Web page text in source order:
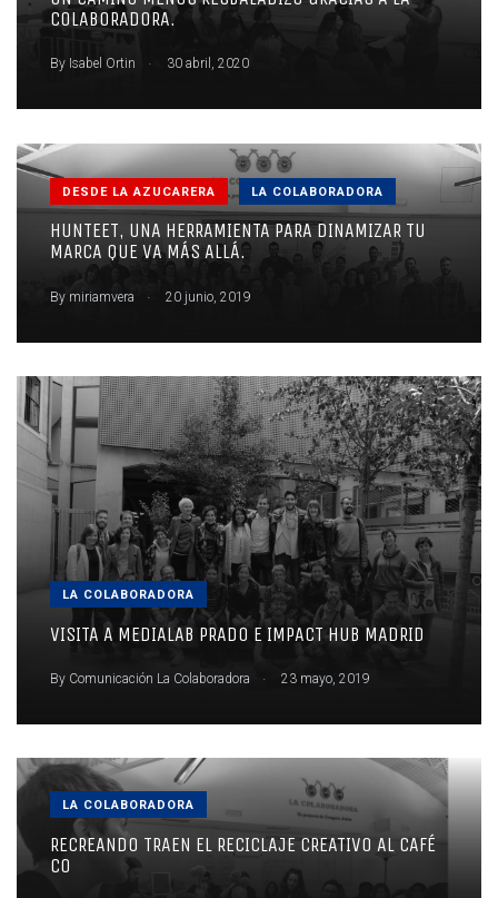
COLABORADORA.
By Isabel Ortin . 30 abril, 2020
DESDE LA AZUCARERA LA COLABORADORA
HUNTEET, UNA HERRAMIENTA PARA DINAMIZAR TU
MARCA QUE VA MÁS ALLÁ.
By miriamvera 20 junio, 2019
LA COLABORADORA
VISITA A MEDIALAB PRADO E IMPACT HUB MADRID
By Comunicación La Colaboradora . 23 mayo, 2019
LA COLABORADORA
RECREANDO TRAEN EL RECICLAJE CREATIVO AL CAFÉ
CO